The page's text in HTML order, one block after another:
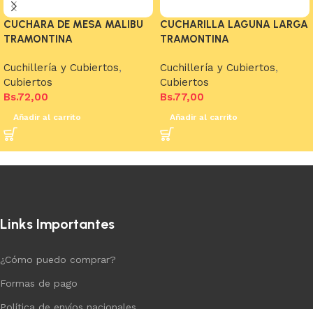
CUCHARA DE MESA MALIBU
TRAMONTINA
Cuchillería y Cubiertos,
Cubiertos
Bs.72,00
Añadir al carrito
CUCHARILLA LAGUNA LARGA
TRAMONTINA
Cuchillería y Cubiertos,
Cubiertos
Bs.77,00
Añadir al carrito
Links Importantes
¿Cómo puedo comprar?
Formas de pago
Política de envíos nacionales